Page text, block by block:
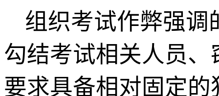
组织考试作弊强调
勾结考试相关人员
要求具备相对固定